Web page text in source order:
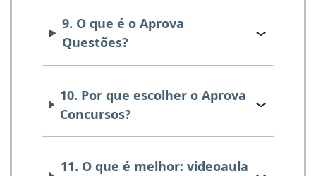
9. O que é o Aprova
Questões?
10. Por que escolher o Aprova
Concursos?
11. O que é melhor: videoaula